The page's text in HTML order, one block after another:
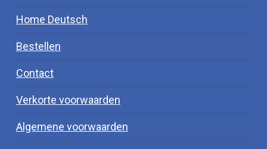
Home Deutsch
Bestellen
Contact
Verkorte voorwaarden
Algemene voorwaarden